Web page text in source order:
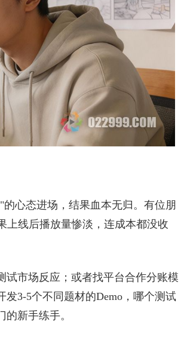
心态进场，结果血本无归。有位朋
上线后播放量惨淡，连成本都没收
试市场反应；或者找平台合作分账模
3-5个不同题材的Demo，哪个测试
新手练手。